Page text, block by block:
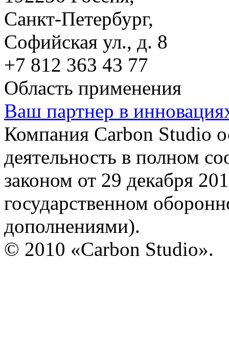
Санкт-Петербург,
Софийская ул., д. 8
+7 812 363 43 77
Область применения
Ваш партнер в
Компания Carbon Studio
деятельность в полном
законом от 29 декабря
государственном
дополнениями).
© 2010 «Carbon Studio».